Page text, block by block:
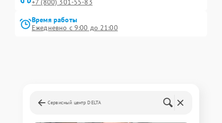
+7 (800) 301-55-83
Время работы
Ежедневно с 9:00 до 21:00
Сервисный центр DELTA